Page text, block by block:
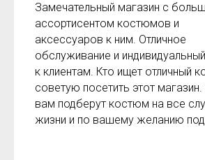
Замечательный магазин с
ассортисентом костюмов и
аксессуаров к ним. Отличное
обслуживание и
к клиентам. Кто ищет отличный
советую посетить этот
вам подберут костюм на все
жизни и по вашему желанию